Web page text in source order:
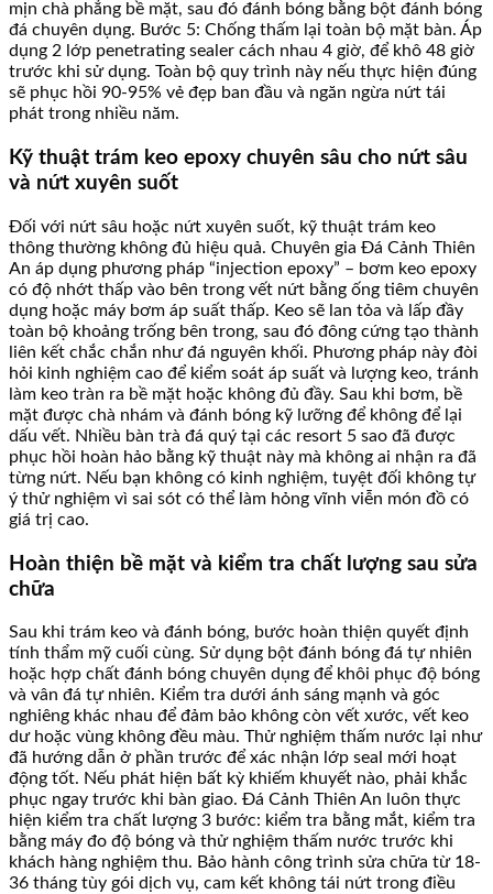
mịn chà phẳng bề mặt, sau đó đánh bóng bằng bột đánh bóng
đá chuyên dụng. Bước 5: Chống thấm lại toàn bộ mặt bàn. Áp
dụng 2 lớp penetrating sealer cách nhau 4 giờ, để khô 48 giờ
trước khi sử dụng. Toàn bộ quy trình này nếu thực hiện đúng
sẽ phục hồi 90-95% vẻ đẹp ban đầu và ngăn ngừa nứt tái
phát trong nhiều năm.
Kỹ thuật trám keo epoxy chuyên sâu cho nứt sâu
và nứt xuyên suốt
Đối với nứt sâu hoặc nứt xuyên suốt, kỹ thuật trám keo
thông thường không đủ hiệu quả. Chuyên gia Đá Cảnh Thiên
An áp dụng phương pháp “injection epoxy” – bơm keo epoxy
có độ nhớt thấp vào bên trong vết nứt bằng ống tiêm chuyên
dụng hoặc máy bơm áp suất thấp. Keo sẽ lan tỏa và lấp đầy
toàn bộ khoảng trống bên trong, sau đó đông cứng tạo thành
liên kết chắc chắn như đá nguyên khối. Phương pháp này đòi
hỏi kinh nghiệm cao để kiểm soát áp suất và lượng keo, tránh
làm keo tràn ra bề mặt hoặc không đủ đầy. Sau khi bơm, bề
mặt được chà nhám và đánh bóng kỹ lưỡng để không để lại
dấu vết. Nhiều bàn trà đá quý tại các resort 5 sao đã được
phục hồi hoàn hảo bằng kỹ thuật này mà không ai nhận ra đã
từng nứt. Nếu bạn không có kinh nghiệm, tuyệt đối không tự
ý thử nghiệm vì sai sót có thể làm hỏng vĩnh viễn món đồ có
giá trị cao.
Hoàn thiện bề mặt và kiểm tra chất lượng sau sửa
chữa
Sau khi trám keo và đánh bóng, bước hoàn thiện quyết định
tính thẩm mỹ cuối cùng. Sử dụng bột đánh bóng đá tự nhiên
hoặc hợp chất đánh bóng chuyên dụng để khôi phục độ bóng
và vân đá tự nhiên. Kiểm tra dưới ánh sáng mạnh và góc
nghiêng khác nhau để đảm bảo không còn vết xước, vết keo
dư hoặc vùng không đều màu. Thử nghiệm thấm nước lại như
đã hướng dẫn ở phần trước để xác nhận lớp seal mới hoạt
động tốt. Nếu phát hiện bất kỳ khiếm khuyết nào, phải khắc
phục ngay trước khi bàn giao. Đá Cảnh Thiên An luôn thực
hiện kiểm tra chất lượng 3 bước: kiểm tra bằng mắt, kiểm tra
bằng máy đo độ bóng và thử nghiệm thấm nước trước khi
khách hàng nghiệm thu. Bảo hành công trình sửa chữa từ 18-
36 tháng tùy gói dịch vụ, cam kết không tái nứt trong điều